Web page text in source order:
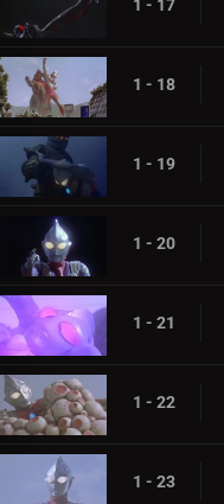
1 - 17
1 - 18
1 - 19
1 - 20
1 - 21
1 - 22
1 - 23